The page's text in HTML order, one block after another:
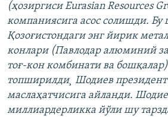
(ҳозиргиси Eurasian Resources
компаниясига асос солишди. Бу
Қозоғистондаги энг йирик
конлари (Павлодар алюминий
тоғ-кон комбинати ва
топширилди¸ Шодиев
маслаҳатчисига айланди.
миллиардерликка йўли шу